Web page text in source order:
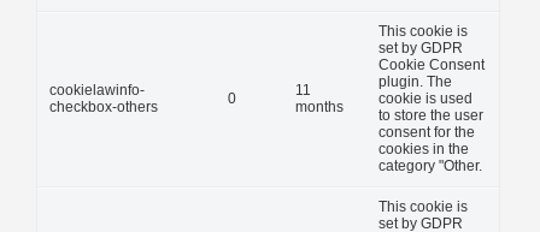
cookielawinfo-
checkbox-others
0
11
months
This cookie is
set by GDPR
Cookie Consent
plugin. The
cookie is used
to store the user
consent for the
cookies in the
category "Other.
This cookie is
set by GDPR